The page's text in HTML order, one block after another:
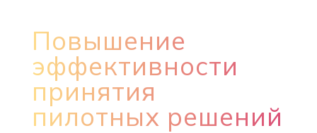
Повышение
эффективности
принятия
пилотных решений